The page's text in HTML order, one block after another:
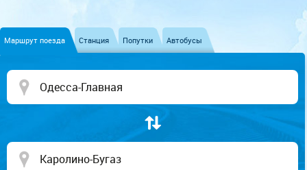
Маршрут поезда Станция Попутки Автобусы